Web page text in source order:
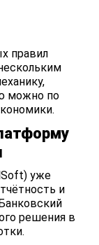
правил
можно по
уже
и
решения в